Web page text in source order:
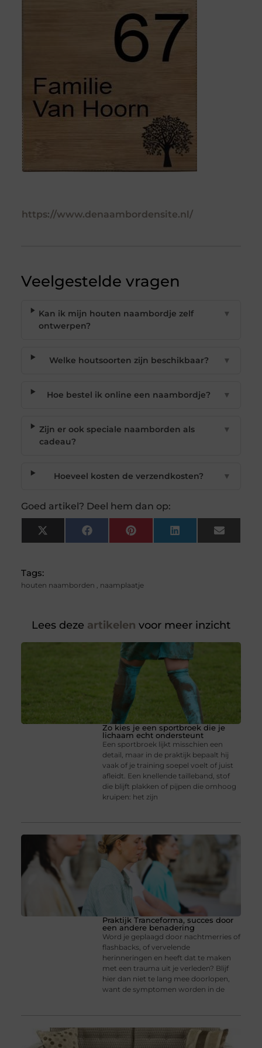
https://www.denaambordensite.nl/
Veelgestelde vragen
Kan ik mijn houten naambordje zelf
ontwerpen?
▼
Welke houtsoorten zijn beschikbaar? ▼
Hoe bestel ik online een naambordje? ▼
Zijn er ook speciale naamborden als
cadeau?
▼
Hoeveel kosten de verzendkosten? ▼
Goed artikel? Deel hem dan op:
X
(Twitter)
FacebookPinterest LinkedIn Email
Tags:
houten naamborden , naamplaatje
Lees deze artikelen voor meer inzicht
Zo kies je een sportbroek die je
lichaam echt ondersteunt
Een sportbroek lijkt misschien een
detail, maar in de praktijk bepaalt hij
vaak of je training soepel voelt of juist
afleidt. Een knellende tailleband, stof
die blijft plakken of pijpen die omhoog
kruipen: het zijn
Praktijk Tranceforma, succes door
een andere benadering
Word je geplaagd door nachtmerries of
flashbacks, of vervelende
herinneringen en heeft dat te maken
met een trauma uit je verleden? Blijf
hier dan niet te lang mee doorlopen,
want de symptomen worden in de